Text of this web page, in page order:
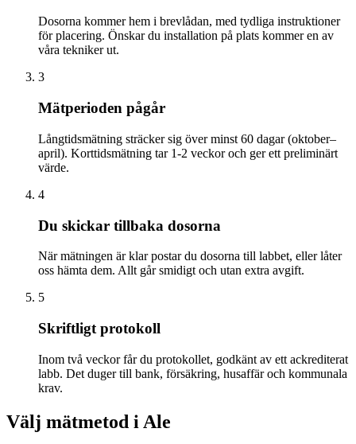
Dosorna kommer hem i brevlådan, med tydliga instruktioner
för placering. Önskar du installation på plats kommer en av
våra tekniker ut.
3
Mätperioden pågår
Långtidsmätning sträcker sig över minst 60 dagar (oktober–
april). Korttidsmätning tar 1-2 veckor och ger ett preliminärt
värde.
4
Du skickar tillbaka dosorna
När mätningen är klar postar du dosorna till labbet, eller låter
oss hämta dem. Allt går smidigt och utan extra avgift.
5
Skriftligt protokoll
Inom två veckor får du protokollet, godkänt av ett ackrediterat
labb. Det duger till bank, försäkring, husaffär och kommunala
krav.
Välj mätmetod i Ale